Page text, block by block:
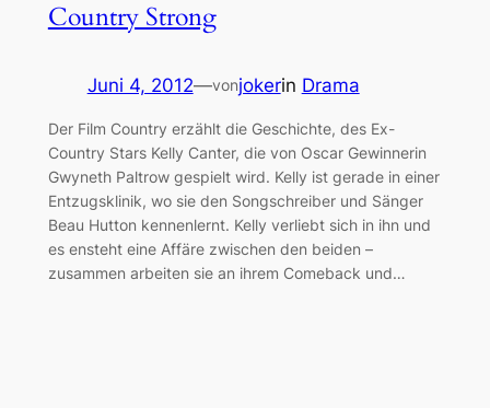
Country Strong
Juni 4, 2012—vonjokerin Drama
Der Film Country erzählt die Geschichte, des Ex-
Country Stars Kelly Canter, die von Oscar Gewinnerin
Gwyneth Paltrow gespielt wird. Kelly ist gerade in einer
Entzugsklinik, wo sie den Songschreiber und Sänger
Beau Hutton kennenlernt. Kelly verliebt sich in ihn und
es ensteht eine Affäre zwischen den beiden –
zusammen arbeiten sie an ihrem Comeback und…